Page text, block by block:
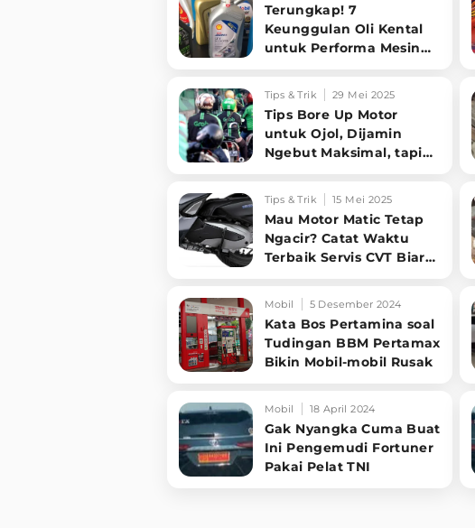
Terungkap! 7
Keunggulan Oli Kental
untuk Performa Mesin
Tips & Trik 29 Mei 2025
Tips Bore Up Motor
untuk Ojol, Dijamin
Ngebut Maksimal, tapi
Tips & Trik 15 Mei 2025
Mau Motor Matic Tetap
Ngacir? Catat Waktu
Terbaik Servis CVT Biar
Mobil 5 Desember 2024
Kata Bos Pertamina soal
Tudingan BBM Pertamax
Bikin Mobil-mobil Rusak
Mobil 18 April 2024
Gak Nyangka Cuma Buat
Ini Pengemudi Fortuner
Pakai Pelat TNI